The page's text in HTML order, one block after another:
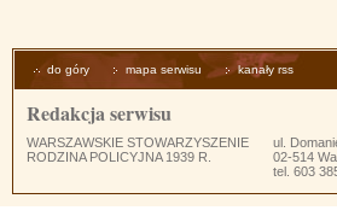
do góry mapa serwisu kanały rss
Redakcja serwisu
WARSZAWSKIE STOWARZYSZENIE
RODZINA POLICYJNA 1939 R.
ul.
02-514
tel. 603